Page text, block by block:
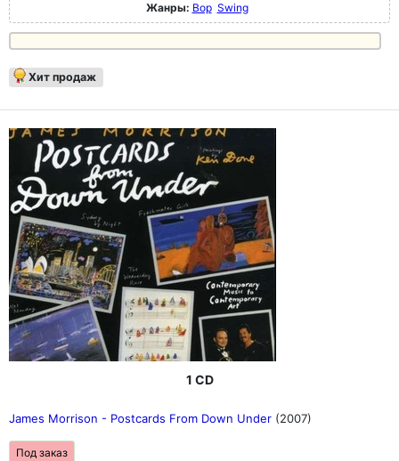
Жанры: Bop Swing
Хит продаж
1 CD
James Morrison - Postcards From Down Under (2007)
Под заказ